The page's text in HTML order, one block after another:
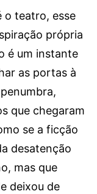
o teatro, esse
própria
é um instante
as portas à
que chegaram
se a ficção
desatenção
mas que
deixou de